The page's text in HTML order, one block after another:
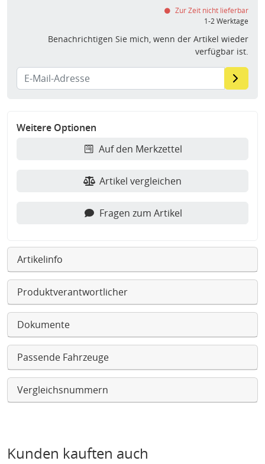
Zur Zeit nicht lieferbar
1-2 Werktage
Benachrichtigen Sie mich, wenn der Artikel wieder
verfügbar ist.
Weitere Optionen
Auf den Merkzettel
Artikel vergleichen
Fragen zum Artikel
Artikelinfo
Produktverantwortlicher
Dokumente
Passende Fahrzeuge
Vergleichsnummern
Kunden kauften auch